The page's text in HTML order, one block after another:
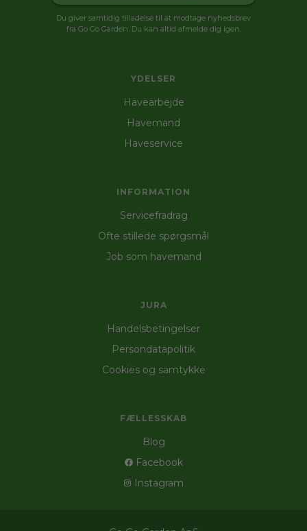
YDELSER
Havearbejde
Havemand
Haveservice
INFORMATION
Servicefradrag
Ofte stillede spørgsmål
Job som havemand
JURA
Handelsbetingelser
Persondatapolitik
Cookies og samtykke
FÆLLESSKAB
Blog
Facebook
Instagram
Du giver samtidig tilladelse til at modtage nyhedsbrev
fra Go Go Garden. Du kan altid afmelde dig igen.